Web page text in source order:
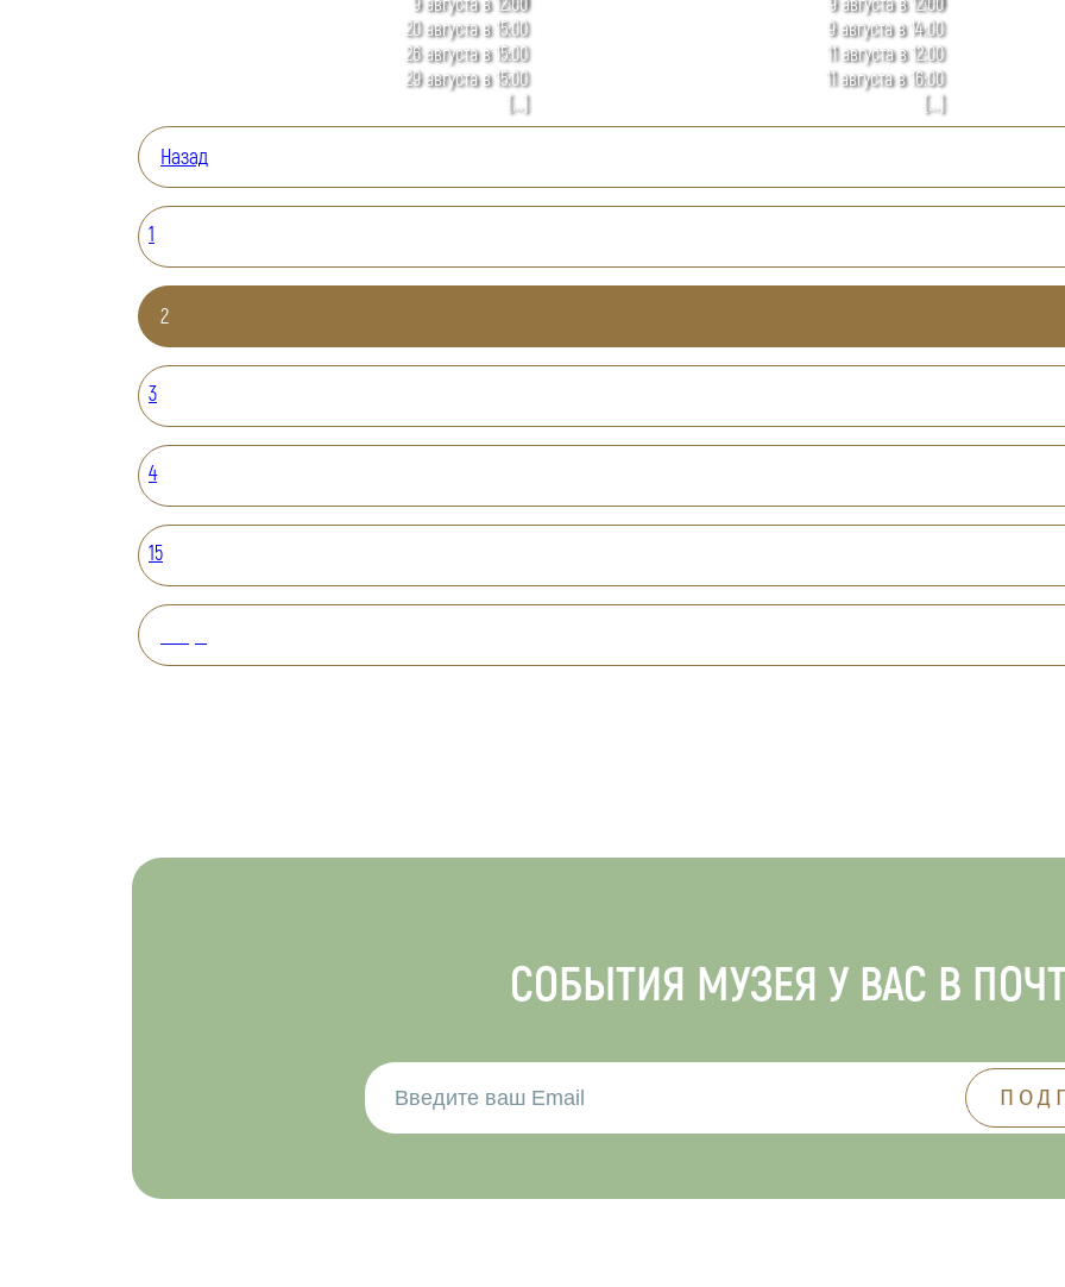
20 августа в 15:00
26 августа в 15:00
29 августа в 15:00
[...]
9 августа в 14:00
11 августа в 12:00
11 августа в 16:00
[...]
Назад
1
2
3
4
15
СОБЫТИЯ МУЗЕЯ У ВАС В